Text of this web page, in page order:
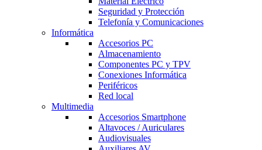
Seguridad y Protección
Telefonía y Comunicaciones
Informática
Accesorios PC
Almacenamiento
Componentes PC y TPV
Conexiones Informática
Periféricos
Red local
Multimedia
Accesorios Smartphone
Altavoces / Auriculares
Audiovisuales